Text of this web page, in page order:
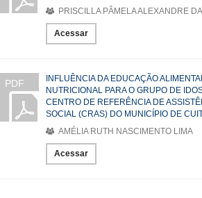
PRISCILLA PÂMELA ALEXANDRE
Acessar
PDF
INFLUÊNCIA DA EDUCAÇÃO
NUTRICIONAL PARA O GRUPO DE
CENTRO DE REFERÊNCIA DE
SOCIAL (CRAS) DO MUNICÍPIO DE
AMÉLIA RUTH NASCIMENTO LIMA
Acessar